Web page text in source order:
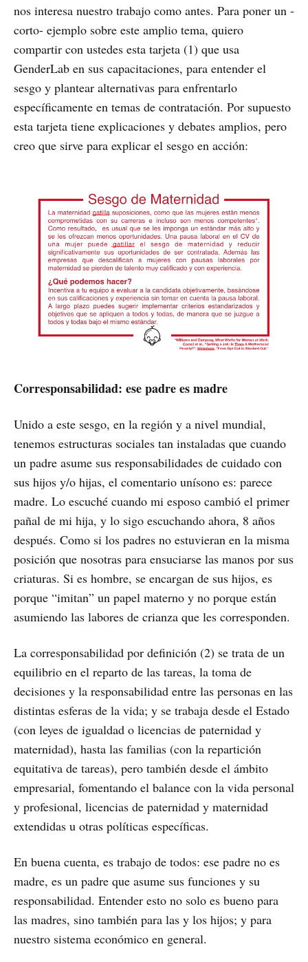
nos interesa nuestro trabajo como antes. Para poner un -
corto- ejemplo sobre este amplio tema, quiero
compartir con ustedes esta tarjeta (1) que usa
GenderLab en sus capacitaciones, para entender el
sesgo y plantear alternativas para enfrentarlo
específicamente en temas de contratación. Por supuesto
esta tarjeta tiene explicaciones y debates amplios, pero
creo que sirve para explicar el sesgo en acción:
Corresponsabilidad: ese padre es madre
Unido a este sesgo, en la región y a nivel mundial,
tenemos estructuras sociales tan instaladas que cuando
un padre asume sus responsabilidades de cuidado con
sus hijos y/o hijas, el comentario unísono es: parece
madre. Lo escuché cuando mi esposo cambió el primer
pañal de mi hija, y lo sigo escuchando ahora, 8 años
después. Como si los padres no estuvieran en la misma
posición que nosotras para ensuciarse las manos por sus
criaturas. Si es hombre, se encargan de sus hijos, es
porque “imitan” un papel materno y no porque están
asumiendo las labores de crianza que les corresponden.
La corresponsabilidad por definición (2) se trata de un
equilibrio en el reparto de las tareas, la toma de
decisiones y la responsabilidad entre las personas en las
distintas esferas de la vida; y se trabaja desde el Estado
(con leyes de igualdad o licencias de paternidad y
maternidad), hasta las familias (con la repartición
equitativa de tareas), pero también desde el ámbito
empresarial, fomentando el balance con la vida personal
y profesional, licencias de paternidad y maternidad
extendidas u otras políticas específicas.
En buena cuenta, es trabajo de todos: ese padre no es
madre, es un padre que asume sus funciones y su
responsabilidad. Entender esto no solo es bueno para
las madres, sino también para las y los hijos; y para
nuestro sistema económico en general.